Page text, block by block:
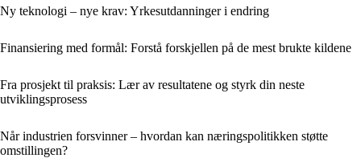
Ny teknologi – nye krav: Yrkesutdanninger i endring
Finansiering med formål: Forstå forskjellen på de mest brukte kildene
Fra prosjekt til praksis: Lær av resultatene og styrk din neste
utviklingsprosess
Når industrien forsvinner – hvordan kan næringspolitikken støtte
omstillingen?